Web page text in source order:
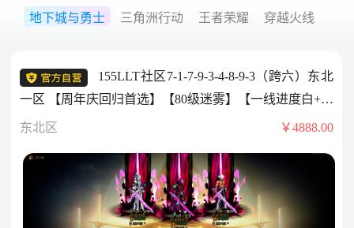
地下城与勇士 三角洲行动 王者荣耀 穿越火线 和
155LLT社区7-1-7-9-3-4-8-9-3（跨六）东北
一区 【周年庆回归首选】【80级迷雾】【一线进度白+红
+瞎搭配】【剑魂送6.0技工玉+全员配好玉】【双黄金乡
【红眼】【修罗】【魔道】++3头红11【气功】【剑魂】
【剑帝】++5头红10【奶妈】【协战师】【决战者】【奶
爸】【缪斯】——剑魂【7777】【双尊】【龙武】【黄
东北区 ￥4888.00